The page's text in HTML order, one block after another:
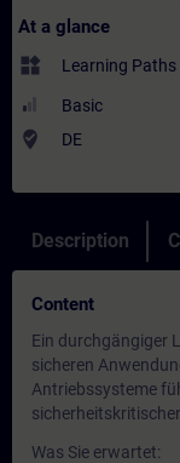
At a glance
widgets Learning Paths
Basic
where_to_vote DE
Description
Content
Ein durchgängiger
sicheren
Antriebssysteme
Was Sie erwartet: